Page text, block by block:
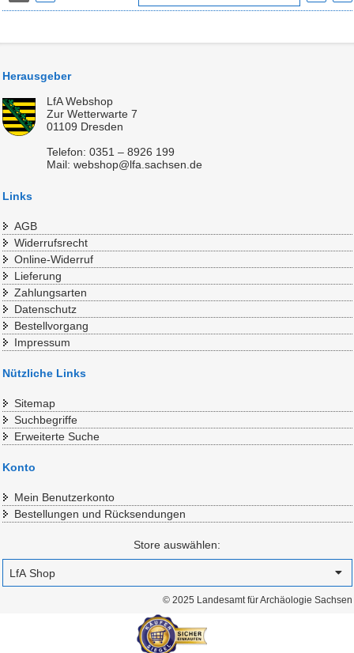
Herausgeber
LfA Webshop
Zur Wetterwarte 7
01109 Dresden
Telefon: 0351 – 8926 199
Mail: webshop@lfa.sachsen.de
Links
AGB
Widerrufsrecht
Online-Widerruf
Lieferung
Zahlungsarten
Datenschutz
Bestellvorgang
Impressum
Nützliche Links
Sitemap
Suchbegriffe
Erweiterte Suche
Konto
Mein Benutzerkonto
Bestellungen und Rücksendungen
Store auswählen:
© 2025 Landesamt für Archäologie Sachsen